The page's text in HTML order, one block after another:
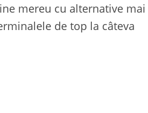
mereu cu alternative mai
de top la câteva